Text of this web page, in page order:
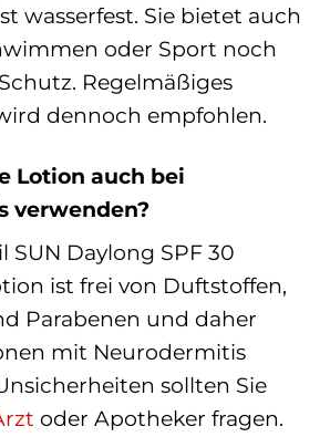
wasserfest. Sie bietet auch
oder Sport noch
Regelmäßiges
dennoch empfohlen.
Lotion auch bei
verwenden?
SUN Daylong SPF 30
ist frei von Duftstoffen,
Parabenen und daher
mit Neurodermitis
sollten Sie
oder Apotheker fragen.